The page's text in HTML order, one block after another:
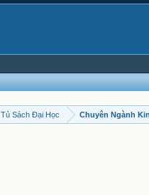
Tủ Sách Đại Học Chuyên Ngành